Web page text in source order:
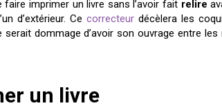
imprimer un livre sans l’avoir fait relire
d’extérieur. Ce correcteur décèlera les
serait dommage d’avoir son ouvrage entre
un livre